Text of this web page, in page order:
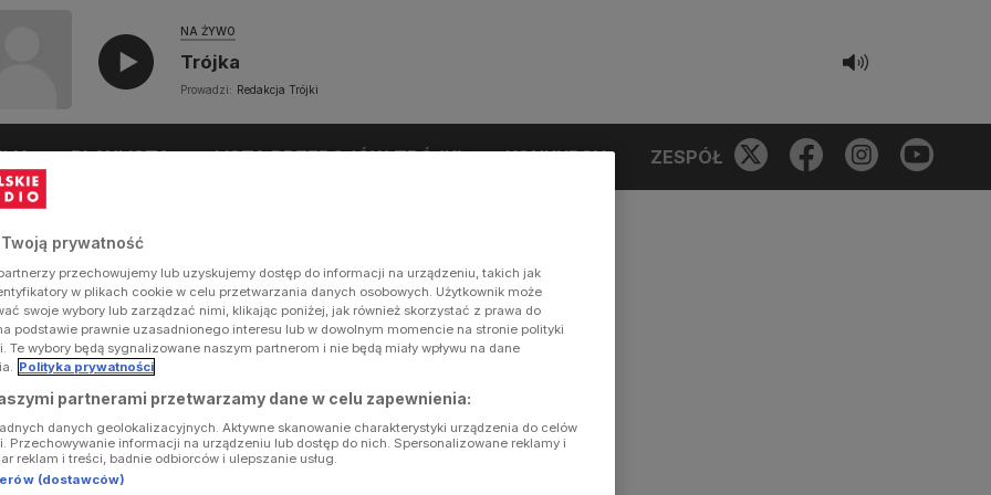
NA ŻYWO
Trójka
Prowadzi: Redakcja Trójki
PLAYLISTA LISTA PRZEBOJÓW TRÓJKI KONKURSY ZESPÓŁ
Twoją prywatność
przechowujemy lub uzyskujemy dostęp do informacji na urządzeniu, takich jak
w plikach cookie w celu przetwarzania danych osobowych. Użytkownik może
swoje wybory lub zarządzać nimi, klikając poniżej, jak również skorzystać z prawa do
podstawie prawnie uzasadnionego interesu lub w dowolnym momencie na stronie polityki
Te wybory będą sygnalizowane naszym partnerom i nie będą miały wpływu na dane
Polityka prywatności
partnerami przetwarzamy dane w celu zapewnienia:
danych geolokalizacyjnych. Aktywne skanowanie charakterystyki urządzenia do celów
Przechowywanie informacji na urządzeniu lub dostęp do nich. Spersonalizowane reklamy i
reklam i treści, badnie odbiorców i ulepszanie usług.
(dostawców)